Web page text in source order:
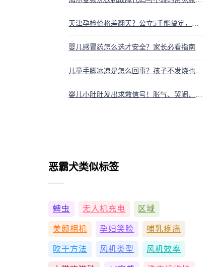
婴儿感冒药怎么选才安全？家长必看指南
恶霸犬类似标签
蜱虫 无人机充电 区域
美颜相机 孕妇笑脸 哺乳疼痛
吹干方法 风机类型 风机效率